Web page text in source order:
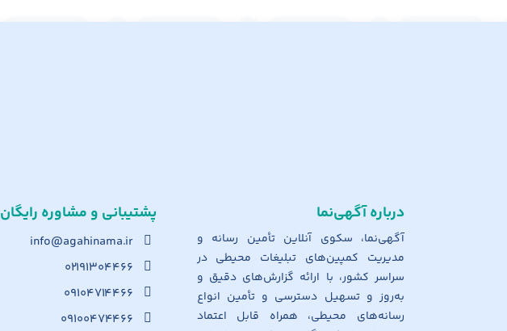
پشتیبانی و مشاوره رایگان
info@agahinama.ir
۰۲۱۹۱۳۰۴۴۶۶
۰۹۱۰۴۷۱۴۴۶۶
۰۹۱۰۰۴۷۴۴۶۶
درباره آگهی‌نما
آگهی‌نما، سکوی آنلاین تأمین رسانه و
مدیریت کمپین‌های تبلیغات محیطی در
سراسر کشور، با ارائه گزارش‌های دقیق و
به‌روز و تسهیل دسترسی و تأمین انواع
رسانه‌های محیطی، همراه قابل اعتماد